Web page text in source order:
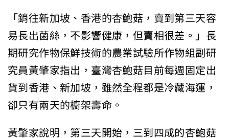
「銷往新加坡、香港的杏鮑菇，賣到第三天容
易長出菌絲，不影響健康，但賣相很差。」長
期研究作物保鮮技術的農業試驗所作物組副研
究員黃肇家指出，臺灣杏鮑菇目前每週固定出
貨到香港、新加坡，雖然全程都是冷藏海運，
卻只有兩天的櫥架壽命。